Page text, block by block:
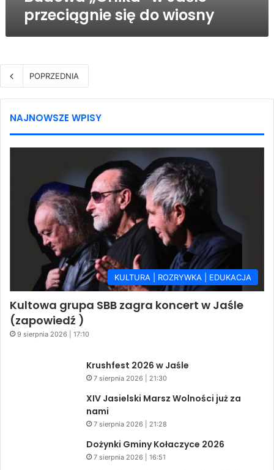
przeciągnie się do wiosny
POPRZEDNIA
NAJNOWSZE WPISY
KULTURA | ROZRYWKA | EDUKACJA
Kultowa grupa SBB zagra koncert w Jaśle
(zapowiedź )
9 sierpnia 2026 | 17:10
Krushfest 2026 w Jaśle
7 sierpnia 2026 | 21:30
XIV Jasielski Marsz Wolności już za
nami
7 sierpnia 2026 | 21:28
Dożynki Gminy Kołaczyce 2026
7 sierpnia 2026 | 16:51